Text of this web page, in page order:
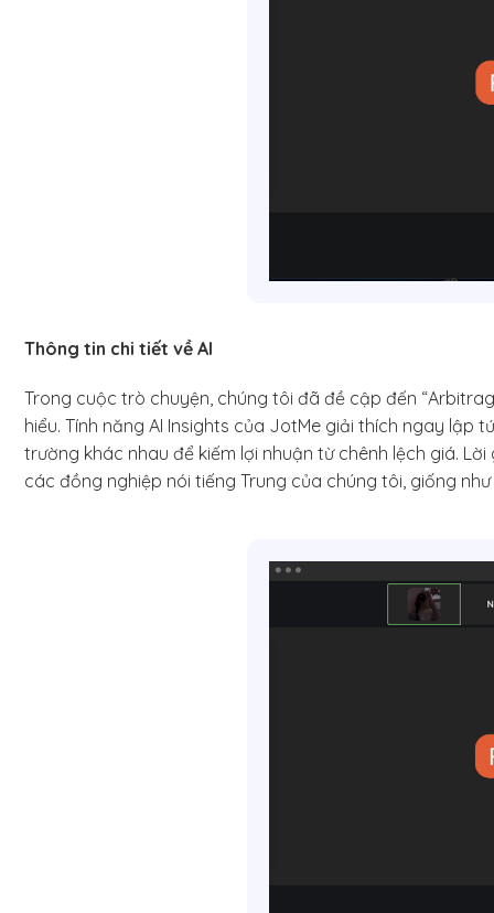
Thông tin chi tiết về AI
Trong cuộc trò chuyện, chúng tôi đã đề cập đến
hiểu. Tính năng AI Insights của JotMe giải thích ngay
trường khác nhau để kiếm lợi nhuận từ chênh lệch giá.
các đồng nghiệp nói tiếng Trung của chúng tôi, giống